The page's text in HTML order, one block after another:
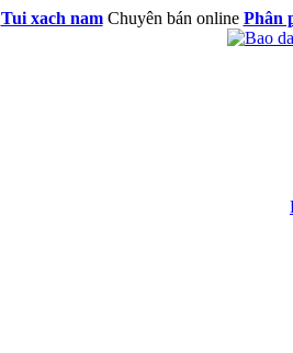
Tui xach namChuyên bán online Phân